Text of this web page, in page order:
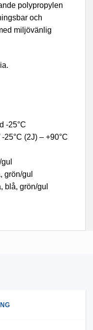
polypropylen
och
miljövänlig
-25°C
25°C (2J) – +90°C
grön/gul
blå, grön/gul